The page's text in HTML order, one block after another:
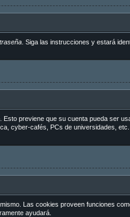
. Siga las instrucciones y estará
previene que su cuenta pueda ser
cyber-cafés, PCs de universidades, etc.
Las cookies proveen funciones
ayudará.